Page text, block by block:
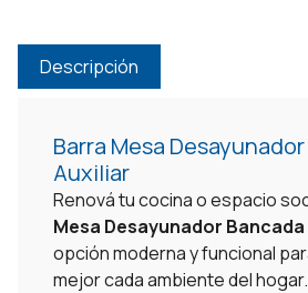
Descripción
Barra Mesa
Auxiliar
Renová tu cocina o espacio
Mesa Desayunador Bancada
opción moderna y funcional
mejor cada ambiente del hogar.